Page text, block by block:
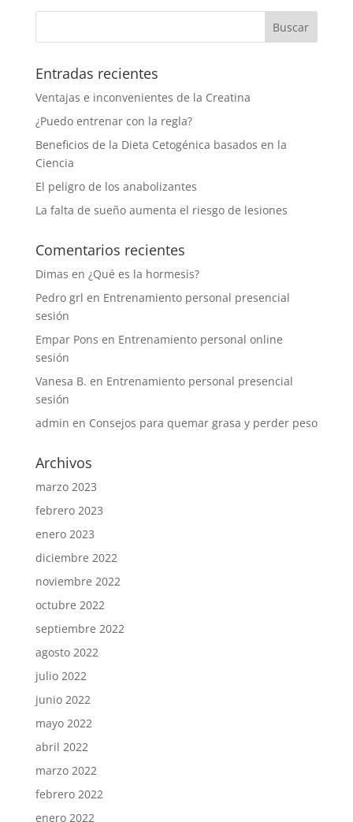
Entradas recientes
Ventajas e inconvenientes de la Creatina
¿Puedo entrenar con la regla?
Beneficios de la Dieta Cetogénica basados en la
Ciencia
El peligro de los anabolizantes
La falta de sueño aumenta el riesgo de lesiones
Comentarios recientes
Dimas en ¿Qué es la hormesis?
Pedro grl en Entrenamiento personal presencial
sesión
Empar Pons en Entrenamiento personal online
sesión
Vanesa B. en Entrenamiento personal presencial
sesión
admin en Consejos para quemar grasa y perder peso
Archivos
marzo 2023
febrero 2023
enero 2023
diciembre 2022
noviembre 2022
octubre 2022
septiembre 2022
agosto 2022
julio 2022
junio 2022
mayo 2022
abril 2022
marzo 2022
febrero 2022
enero 2022